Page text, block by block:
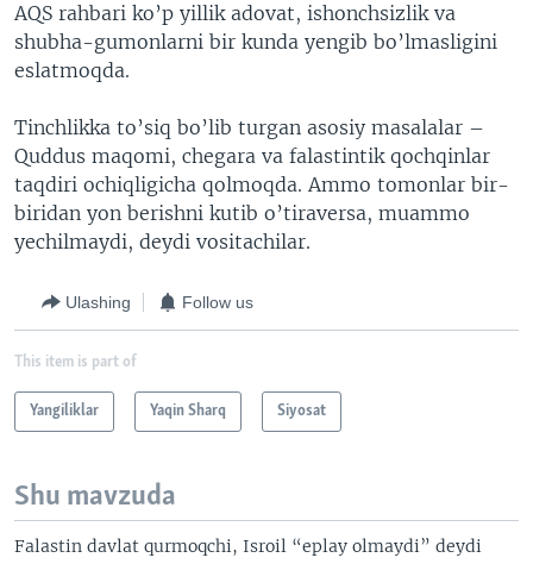
AQS rahbari ko’p yillik adovat, ishonchsizlik va
shubha-gumonlarni bir kunda yengib bo’lmasligini
eslatmoqda.
Tinchlikka to’siq bo’lib turgan asosiy masalalar –
Quddus maqomi, chegara va falastintik qochqinlar
taqdiri ochiqligicha qolmoqda. Ammo tomonlar bir-
biridan yon berishni kutib o’tiraversa, muammo
yechilmaydi, deydi vositachilar.
Ulashing Follow us
This item is part of
Yangiliklar Yaqin Sharq Siyosat
Shu mavzuda
Falastin davlat qurmoqchi, Isroil “eplay olmaydi” deydi